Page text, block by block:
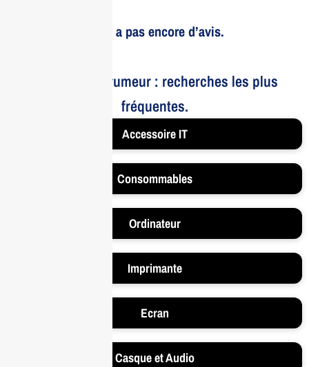
Il n’y a pas encore d’avis.
Le bruit et la rumeur : recherches les plus
fréquentes.
Accessoire IT
Consommables
Ordinateur
Imprimante
Ecran
Casque et Audio